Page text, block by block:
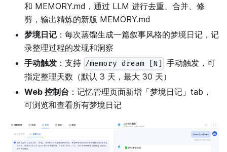
和 MEMORY.md，通过 LLM 进行去重、合并、修
剪，输出精炼的新版 MEMORY.md
梦境日记 ：每次蒸馏生成一篇叙事风格的梦境日记，记
录整理过程的发现和洞察
手动触发 ：支持 /memory dream [N] 手动触发，可
指定整理天数（默认 3 天，最大 30 天）
Web 控制台 ：记忆管理页面新增「梦境日记」tab，
可浏览和查看所有梦境日记